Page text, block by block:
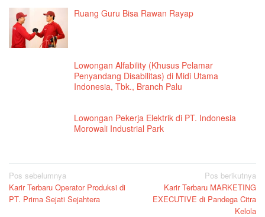
Ruang Guru Bisa Rawan Rayap
Lowongan Alfability (Khusus Pelamar
Penyandang Disabilitas) di Midi Utama
Indonesia, Tbk., Branch Palu
Lowongan Pekerja Elektrik di PT. Indonesia
Morowali Industrial Park
Navigasi
pos
Pos sebelumnya
Karir Terbaru Operator Produksi di
PT. Prima Sejati Sejahtera
Pos berikutnya
Karir Terbaru MARKETING
EXECUTIVE di Pandega Citra
Kelola